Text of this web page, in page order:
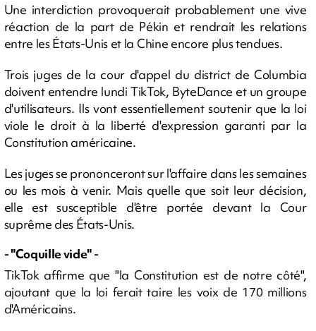
Une interdiction provoquerait probablement une vive
réaction de la part de Pékin et rendrait les relations
entre les États-Unis et la Chine encore plus tendues.
Trois juges de la cour d'appel du district de Columbia
doivent entendre lundi TikTok, ByteDance et un groupe
d'utilisateurs. Ils vont essentiellement soutenir que la loi
viole le droit à la liberté d'expression garanti par la
Constitution américaine.
Les juges se prononceront sur l'affaire dans les semaines
ou les mois à venir. Mais quelle que soit leur décision,
elle est susceptible d'être portée devant la Cour
suprême des États-Unis.
- "Coquille vide" -
TikTok affirme que "la Constitution est de notre côté",
ajoutant que la loi ferait taire les voix de 170 millions
d'Américains.